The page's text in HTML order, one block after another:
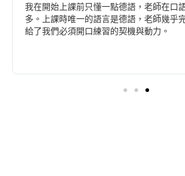
我在開始上課前只懂一點德語，老師在口
多。上課時唯一的語言是德語，老師幾乎
給了我們必須開口練習的契機與動力。